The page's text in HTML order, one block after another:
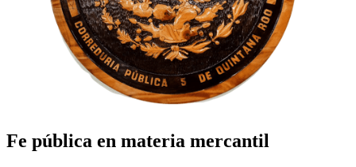
Fe pública en materia mercantil